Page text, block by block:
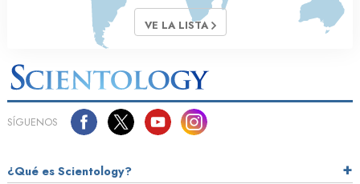
VE LA LISTA
SÍGUENOS
¿Qué es Scientology?